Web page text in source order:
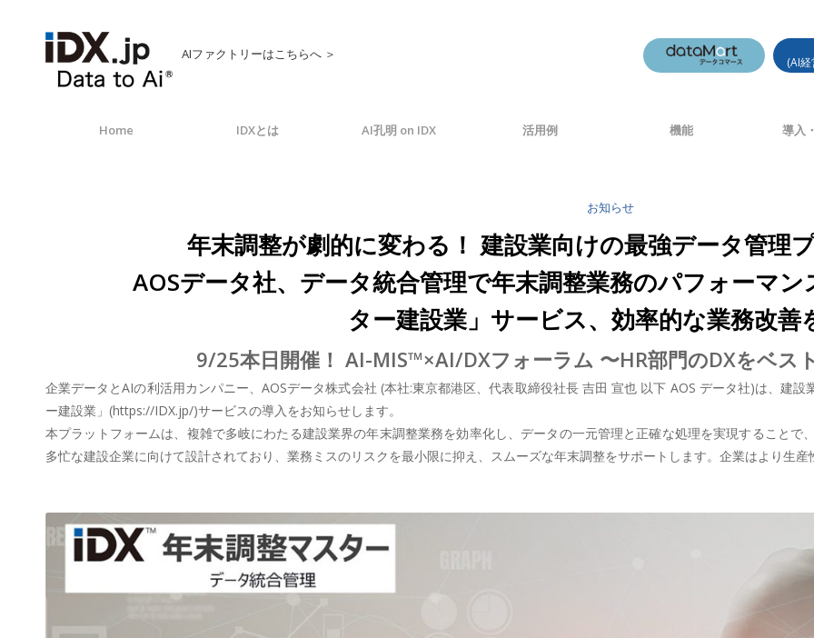
AIファクトリーはこちらへ ＞ (AI
Home IDXとは AI孔明 on IDX 活用例 機能 導入
お知らせ
年末調整が劇的に変わる！ 建設業向けの最強データ管理
AOSデータ社、データ統合管理で年末調整業務のパフォーマ
ター建設業」サービス、効率的な業務改善
9/25本日開催！ AI-MIS™×AI/DXフォーラム 〜HR部門のDXをベス
企業データとAIの利活用カンパニー、AOSデータ株式会社 (本社:東京都港区、代表取締役社長 吉田 宣也 以下 AOS データ社)は、建
ー建設業」(https://IDX.jp/)サービスの導入をお知らせします。
本プラットフォームは、複雑で多岐にわたる建設業界の年末調整業務を効率化し、データの一元管理と正確な処理を実現すること
多忙な建設企業に向けて設計されており、業務ミスのリスクを最小限に抑え、スムーズな年末調整をサポートします。企業はより生